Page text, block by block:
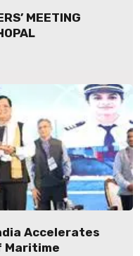
MEETING
Accelerates
Maritime